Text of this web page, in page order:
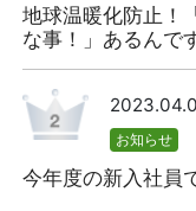
地球温暖化防止！
な事！」あるんで
お知らせ
今年度の新入社員